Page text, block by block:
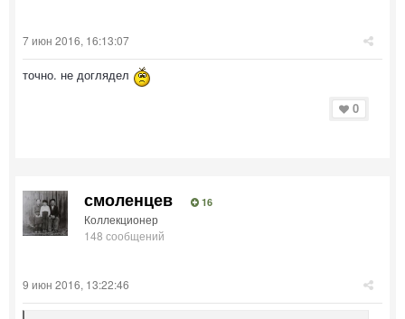
7 июн 2016, 16:13:07
точно. не доглядел
0
смоленцев 16
Коллекционер
148 сообщений
9 июн 2016, 13:22:46